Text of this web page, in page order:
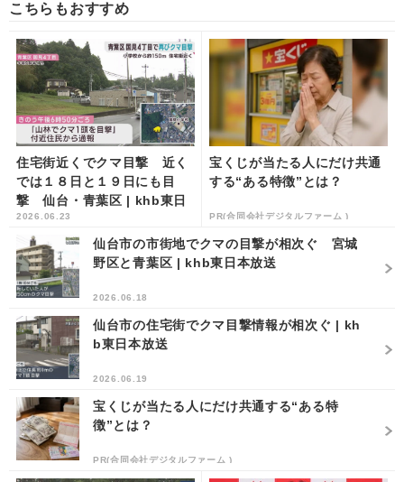
こちらもおすすめ
住宅街近くでクマ目撃 近く
では１８日と１９日にも目
撃 仙台・青葉区 | khb東日
本放送
2026.06.23
宝くじが当たる人にだけ共通
する“ある特徴”とは？
PR(合同会社デジタルファーム )
仙台市の市街地でクマの目撃が相次ぐ 宮城
野区と青葉区 | khb東日本放送
2026.06.18
仙台市の住宅街でクマ目撃情報が相次ぐ | kh
b東日本放送
2026.06.19
宝くじが当たる人にだけ共通する“ある特
徴”とは？
PR(合同会社デジタルファーム )